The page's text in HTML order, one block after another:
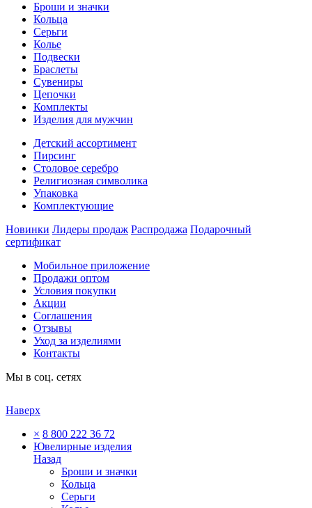
Броши и значки
Кольца
Серьги
Колье
Подвески
Браслеты
Сувениры
Цепочки
Комплекты
Изделия для мужчин
Детский ассортимент
Пирсинг
Столовое серебро
Религиозная символика
Упаковка
Комплектующие
Новинки Лидеры продаж Распродажа Подарочный
сертификат
Мобильное приложение
Продажи оптом
Условия покупки
Акции
Соглашения
Отзывы
Уход за изделиями
Контакты
Мы в соц. сетях
Наверх
× 8 800 222 36 72
Ювелирные изделия
Назад
Броши и значки
Кольца
Серьги